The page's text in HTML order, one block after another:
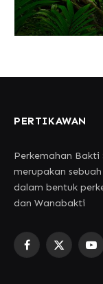
PERTIKAWAN
Perkemahan
merupakan
dalam bentuk
dan Wanabakti
Facebook
X